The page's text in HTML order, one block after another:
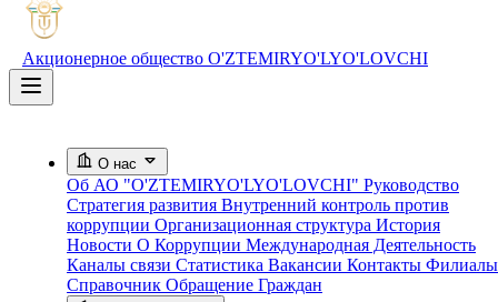
Акционерное общество O'ZTEMIRYO'LYO'LOVCHI
О нас
Об АО "O'ZTEMIRYO'LYO'LOVCHI" Руководство
Стратегия развития Внутренний контроль против
коррупции Организационная структура История
Новости О Коррупции Международная Деятельность
Каналы связи Статистика Вакансии Контакты Филиалы
Справочник Обращение Граждан